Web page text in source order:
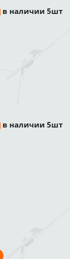
в наличии 5шт
в наличии 5шт